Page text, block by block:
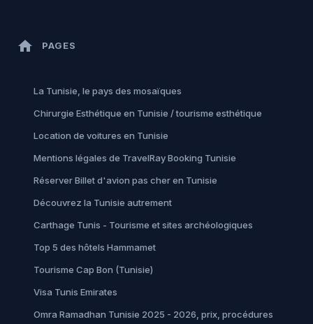
home PAGES
La Tunisie, le pays des mosaïques
Chirurgie Esthétique en Tunisie / tourisme esthétique
Location de voitures en Tunisie
Mentions légales de TravelRay Booking Tunisie
Réserver Billet d'avion pas cher en Tunisie
Découvrez la Tunisie autrement
Carthage Tunis - Tourisme et sites archéologiques
Top 5 des hôtels Hammamet
Tourisme Cap Bon (Tunisie)
Visa Tunis Emirates
Omra Ramadhan Tunisie 2025 - 2026, prix, procédures